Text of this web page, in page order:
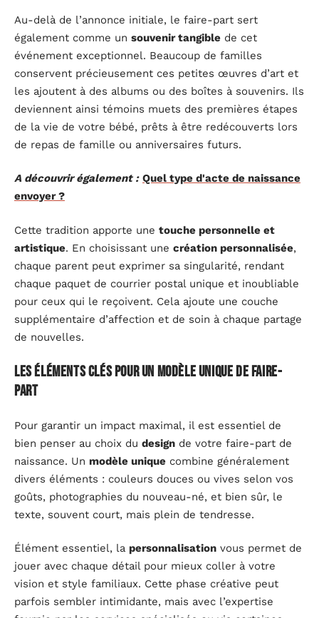
Au-delà de l’annonce initiale, le faire-part sert
également comme un souvenir tangible de cet
événement exceptionnel. Beaucoup de familles
conservent précieusement ces petites œuvres d’art et
les ajoutent à des albums ou des boîtes à souvenirs. Ils
deviennent ainsi témoins muets des premières étapes
de la vie de votre bébé, prêts à être redécouverts lors
de repas de famille ou anniversaires futurs.
A découvrir également : Quel type d'acte de naissance
envoyer ?
Cette tradition apporte une touche personnelle et
artistique. En choisissant une création personnalisée,
chaque parent peut exprimer sa singularité, rendant
chaque paquet de courrier postal unique et inoubliable
pour ceux qui le reçoivent. Cela ajoute une couche
supplémentaire d’affection et de soin à chaque partage
de nouvelles.
Les éléments clés pour un modèle unique de faire-
part
Pour garantir un impact maximal, il est essentiel de
bien penser au choix du design de votre faire-part de
naissance. Un modèle unique combine généralement
divers éléments : couleurs douces ou vives selon vos
goûts, photographies du nouveau-né, et bien sûr, le
texte, souvent court, mais plein de tendresse.
Élément essentiel, la personnalisation vous permet de
jouer avec chaque détail pour mieux coller à votre
vision et style familiaux. Cette phase créative peut
parfois sembler intimidante, mais avec l’expertise